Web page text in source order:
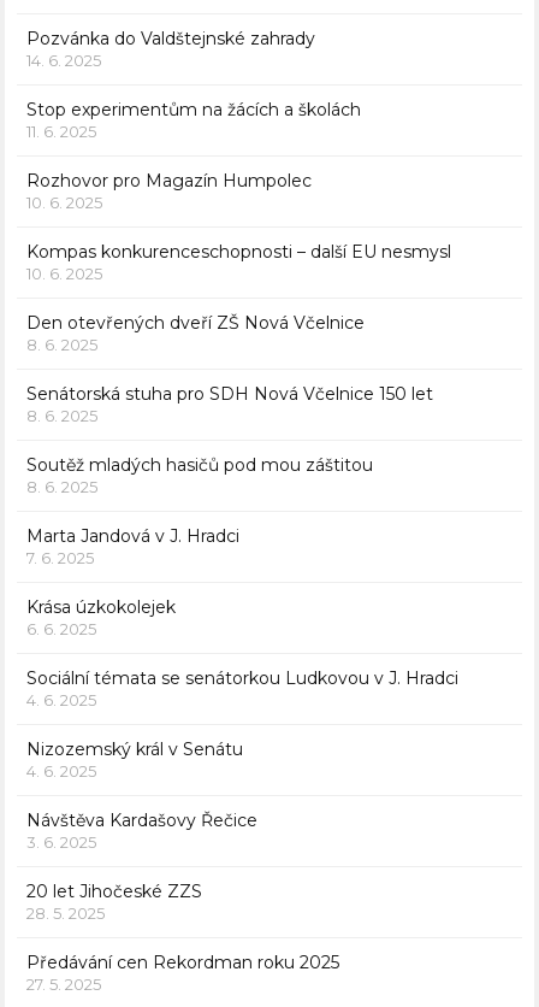
Pozvánka do Valdštejnské zahrady
14. 6. 2025
Stop experimentům na žácích a školách
11. 6. 2025
Rozhovor pro Magazín Humpolec
10. 6. 2025
Kompas konkurenceschopnosti – další EU nesmysl
10. 6. 2025
Den otevřených dveří ZŠ Nová Včelnice
8. 6. 2025
Senátorská stuha pro SDH Nová Včelnice 150 let
8. 6. 2025
Soutěž mladých hasičů pod mou záštitou
8. 6. 2025
Marta Jandová v J. Hradci
7. 6. 2025
Krása úzkokolejek
6. 6. 2025
Sociální témata se senátorkou Ludkovou v J. Hradci
4. 6. 2025
Nizozemský král v Senátu
4. 6. 2025
Návštěva Kardašovy Řečice
3. 6. 2025
20 let Jihočeské ZZS
28. 5. 2025
Předávání cen Rekordman roku 2025
27. 5. 2025